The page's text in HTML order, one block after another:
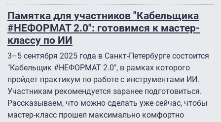
Памятка для участников "Кабельщика
#НЕФОРМАТ 2.0″: готовимся к мастер-
классу по ИИ
3–5 сентября 2025 года в Санкт-Петербурге состоится
"Кабельщик #НЕФОРМАТ 2.0″, в рамках которого
пройдет практикум по работе с инструментами ИИ.
Участникам рекомендуется заранее подготовиться.
Рассказываем, что можно сделать уже сейчас, чтобы
мастер-класс прошел максимально комфортно